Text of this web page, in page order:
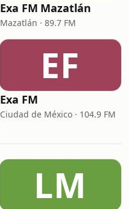
Exa FM Mazatlán
Mazatlán · 89.7 FM
EF
Exa FM
Ciudad de México · 104.9 FM
LM